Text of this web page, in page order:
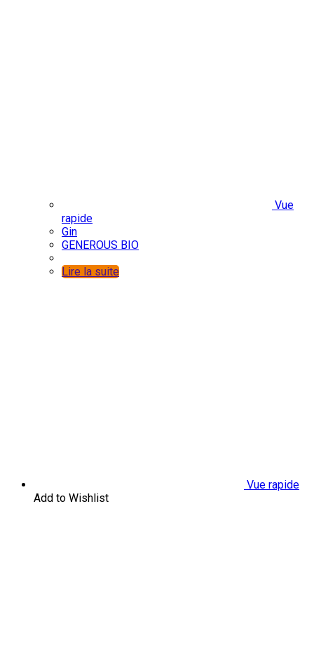
Vue
rapide
Gin
GENEROUS BIO
Lire la suite
Vue rapide
Add to Wishlist